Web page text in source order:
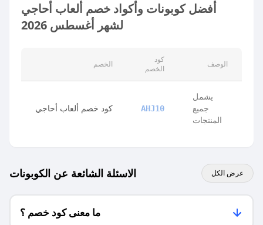
أفضل كوبونات وأكواد خصم ألعاب أحاجي
لشهر أغسطس 2026
الخصم
كود
الخصم
الوصف
كود خصم ألعاب أحاجي AHJ10
يشمل
جميع
المنتجات
الاسئلة الشائعة عن الكوبونات عرض الكل
ما معنى كود خصم ؟